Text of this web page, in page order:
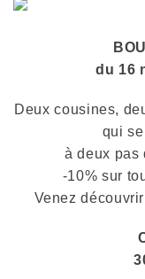
du 16
Deux cousines,
qui
à deux pas
-10% sur
Venez